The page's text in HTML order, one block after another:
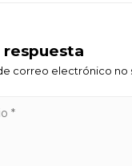
respuesta
correo electrónico no